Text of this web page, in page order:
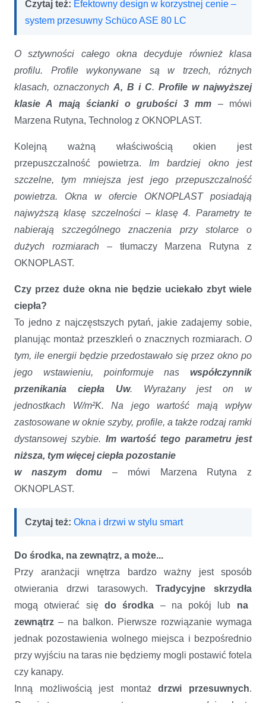
Czytaj też: Efektowny design w korzystnej cenie –
system przesuwny Schüco ASE 80 LC
O sztywności całego okna decyduje również klasa
profilu.
Profile wykonywane są w trzech, różnych
klasach, oznaczonych A, B i C. Profile w najwyższej
klasie A mają ścianki o grubości 3 mm
– mówi
Marzena Rutyna, Technolog z OKNOPLAST.
Kolejną ważną właściwością okien jest
przepuszczalność powietrza. Im bardziej okno jest
szczelne, tym mniejsza jest jego przepuszczalność
powietrza. Okna w ofercie OKNOPLAST posiadają
najwyższą klasę szczelności – klasę 4. Parametry te
nabierają szczególnego znaczenia przy stolarce o
dużych rozmiarach – tłumaczy Marzena Rutyna z
OKNOPLAST.
Czy przez duże okna nie będzie uciekało zbyt wiele
ciepła?
To jedno z najczęstszych pytań, jakie zadajemy sobie,
planując montaż przeszkleń o znacznych rozmiarach. O
tym, ile energii będzie przedostawało się przez okno po
jego wstawieniu, poinformuje nas współczynnik
przenikania ciepła Uw. Wyrażany jest on w
jednostkach W/m²K. Na jego wartość mają wpływ
zastosowane w oknie szyby, profile, a także rodzaj ramki
dystansowej szybie. Im wartość tego parametru jest
niższa, tym więcej ciepła pozostanie
w naszym domu
– mówi Marzena Rutyna z
OKNOPLAST.
Czytaj też: Okna i drzwi w stylu smart
Do środka, na zewnątrz, a może...
Przy aranżacji wnętrza bardzo ważny jest sposób
otwierania drzwi tarasowych.Tradycyjne skrzydła
mogą otwierać się do środka – na pokój lub na
zewnątrz – na balkon. Pierwsze rozwiązanie wymaga
jednak pozostawienia wolnego miejsca i bezpośrednio
przy wyjściu na taras nie będziemy mogli postawić fotela
czy kanapy.
Inną możliwością jest montażdrzwi przesuwnych.